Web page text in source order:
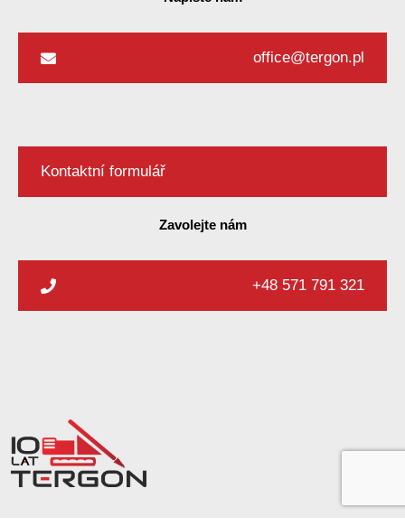
office@tergon.pl
Kontaktní formulář
Zavolejte nám
+48 571 791 321